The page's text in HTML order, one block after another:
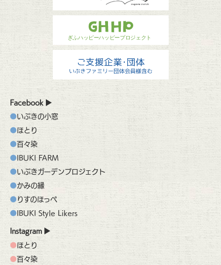
Facebook
いぶきの小窓
ほとり
百々染
IBUKI FARM
いぶきガーデンプロジェクト
かみの縁
りすのほっぺ
IBUKI Style Likers
Instagram
ほとり
百々染